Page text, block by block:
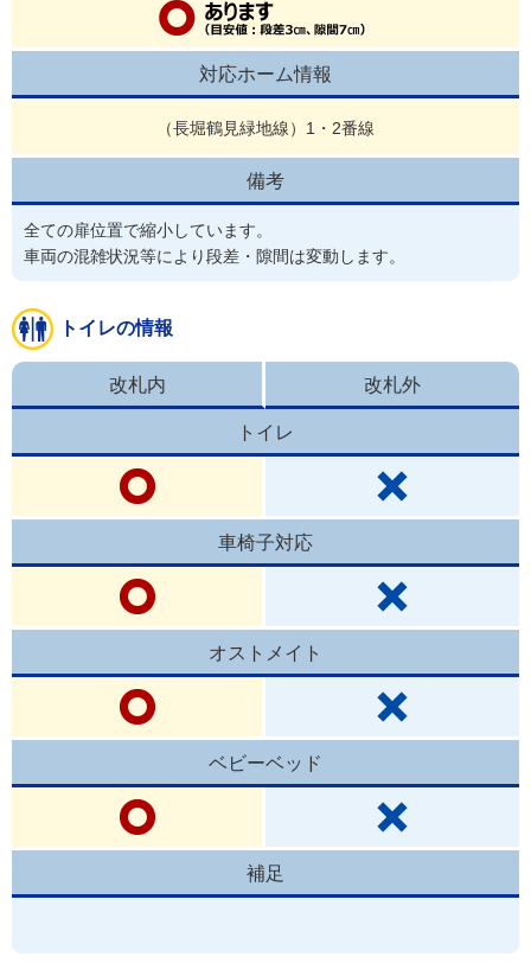
対応ホーム情報
（長堀鶴見緑地線）1・2番線
備考
全ての扉位置で縮小しています。
車両の混雑状況等により段差・隙間は変動します。
トイレの情報
改札内 改札外
トイレ
車椅子対応
オストメイト
ベビーベッド
補足